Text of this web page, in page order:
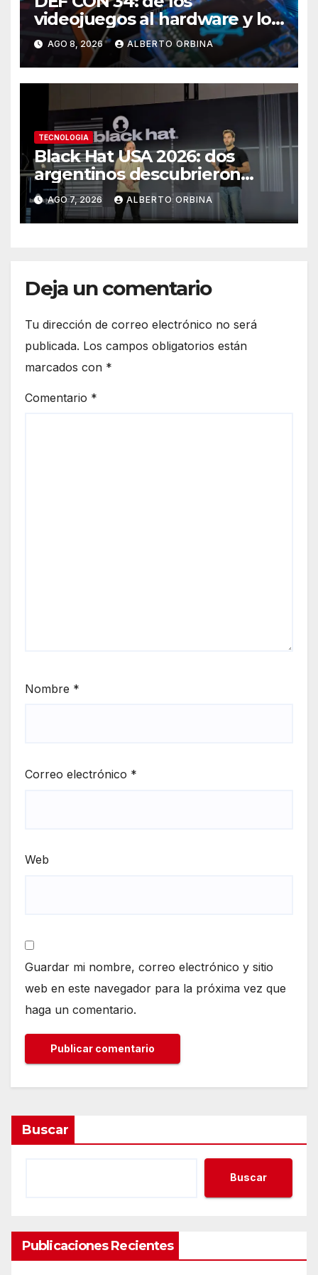
videojuegos al hardware y los
autos, el llamado hacker a
recuperar el control de la
tecnología
AGO 8, 2026 ALBERTO ORBINA
TECNOLOGIA
Black Hat USA 2026: dos
argentinos descubrieron
cómo hackear antenas que
llevan internet a zonas
aisladas
AGO 7, 2026 ALBERTO ORBINA
Deja un comentario
Tu dirección de correo electrónico no será
publicada. Los campos obligatorios están
marcados con *
Comentario *
Nombre *
Correo electrónico *
Web
Guardar mi nombre, correo electrónico y sitio
web en este navegador para la próxima vez que
haga un comentario.
Buscar
Buscar
Publicaciones Recientes